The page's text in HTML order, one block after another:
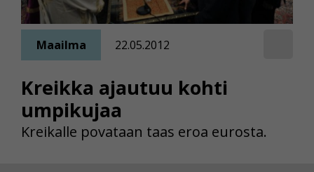
Kreikka ajautuu kohti
umpikujaa
Maailma 22.05.2012
Kreikalle povataan taas eroa eurosta.